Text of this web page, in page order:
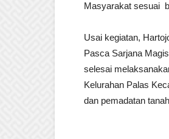
Masyarakat sesuai
Usai kegiatan,
Pasca Sarjana
selesai
Kelurahan Palas
dan pemadatan